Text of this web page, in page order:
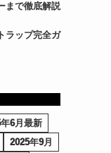
まで徹底解説
ラップ完全ガ
6月最新
2025年9月